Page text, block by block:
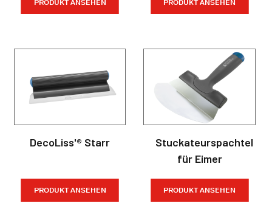
PRODUKT ANSEHEN PRODUKT ANSEHEN
DecoLiss'® Starr
PRODUKT ANSEHEN
Stuckateurspachtel
für Eimer
PRODUKT ANSEHEN